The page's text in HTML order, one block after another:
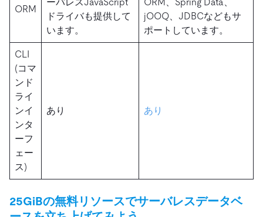
ORM
ドライバも提供して
います。
jOOQ、JDBCなどもサ
ポートしています。
CLI
(コマ
ンド
ライ
ンイ
ンタ
ーフ
ェー
ス)
あり あり
25GiBの無料リソースでサーバレスデータベ